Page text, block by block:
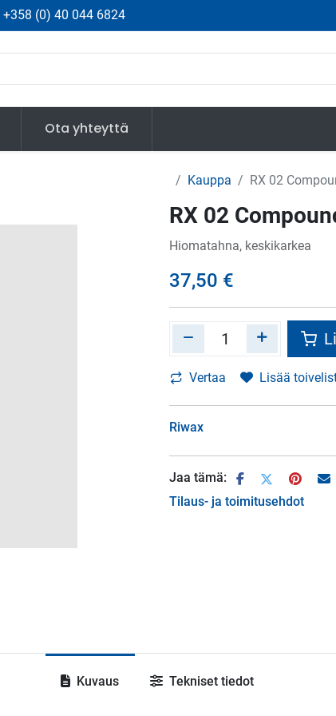
+358 (0) 40 044 6824
Ota yhteyttä
Kauppa RX 02
RX 02
Hiomatahna, keskikarkea
37,50 €
Vertaa Lisää
Riwax
Jaa tämä:
Tilaus- ja toimitusehdot
Kuvaus Tekniset tiedot